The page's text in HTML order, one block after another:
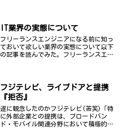
IT業界の実態について
フリーランスエンジニアになる前に知っ
ておいて欲しい業界の実態について以下
の記事を読んでみた。フリーランスエン
アって楽しいの？実...
フジテレビ、ライブドアと提携
『拒否』
遂に観念したのかフジテレビ(苦笑)「特
に外部企業との提携は、ブロードバン
ド・モバイル関連分野において積極的に